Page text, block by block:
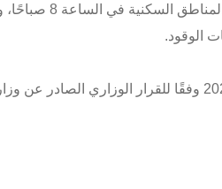
– يتم بدء العمل في جميع ورش